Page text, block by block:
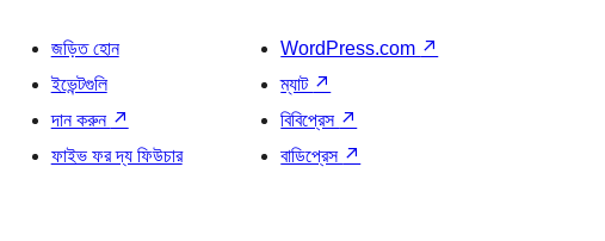
জড়িত হোন
ইভেন্টগুলি
দান করুন ↗
ফাইভ ফর দ্য ফিউচার
WordPress.com ↗
ম্যাট ↗
বিবিপ্রেস ↗
বাডিপ্রেস ↗